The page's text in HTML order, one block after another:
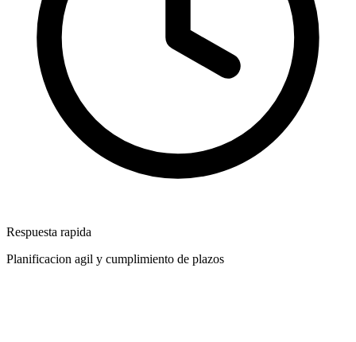
Respuesta rapida
Planificacion agil y cumplimiento de plazos